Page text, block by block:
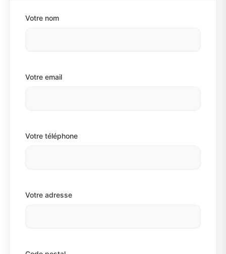
Votre nom
Votre email
Votre téléphone
Votre adresse